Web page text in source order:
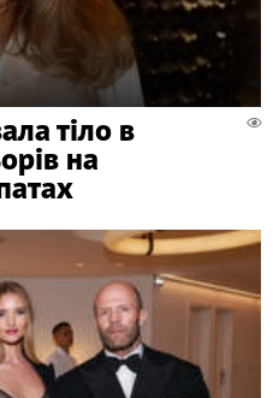
тіло в
на